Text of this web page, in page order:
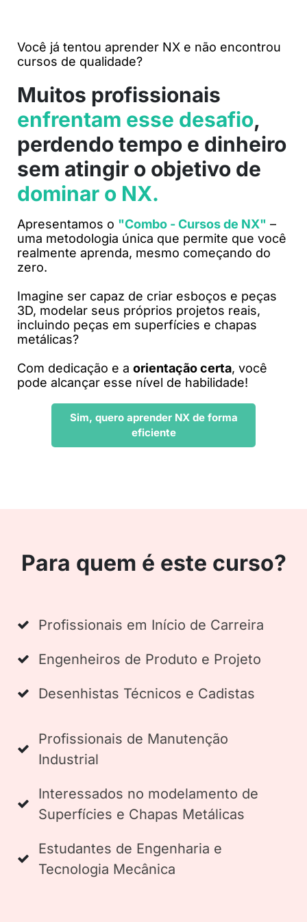
Você já tentou aprender NX e não encontrou
cursos de qualidade?
Muitos profissionais
enfrentam esse desafio,
perdendo tempo e dinheiro
sem atingir o objetivo de
dominar o NX.
Apresentamos o "Combo - Cursos de NX" –
uma metodologia única que permite que você
realmente aprenda, mesmo começando do
zero.
Imagine ser capaz de criar esboços e peças
3D, modelar seus próprios projetos reais,
incluindo peças em superfícies e chapas
metálicas?
Com dedicação e a orientação certa, você
pode alcançar esse nível de habilidade!
Sim, quero aprender NX de forma
eficiente
Para quem é este curso?
Profissionais em Início de Carreira
Engenheiros de Produto e Projeto
Desenhistas Técnicos e Cadistas
Profissionais de Manutenção
Industrial
Interessados no modelamento de
Superfícies e Chapas Metálicas
Estudantes de Engenharia e
Tecnologia Mecânica